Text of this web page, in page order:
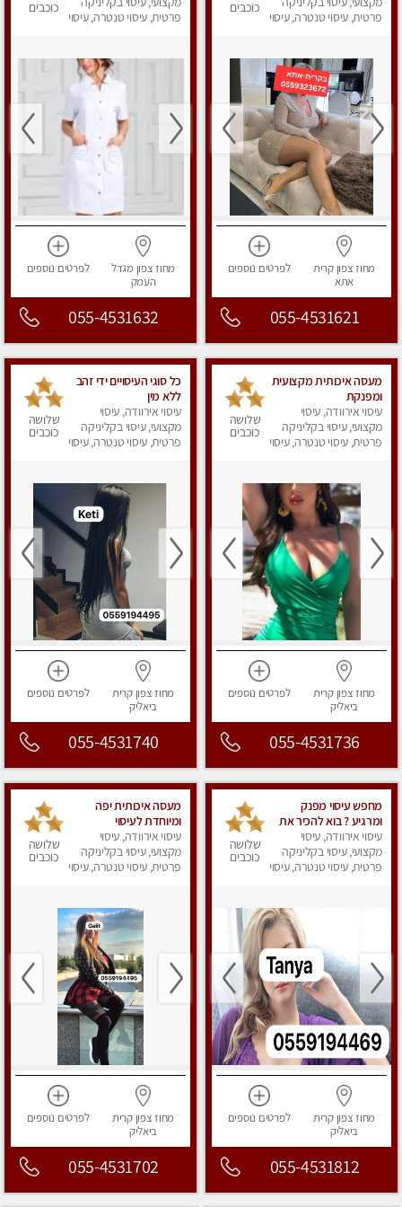
פרטית, עיסוי טנטרה, עיסוי
כוכבים
מחוז צפוןקרית
אתא
לפרטים נוספים
055-4531621
פרטית, עיסוי טנטרה, עיסוי
כוכבים
מחוז צפון מגדל
העמק
לפרטים נוספים
055-4531632
מעסה איכותית מקצועית
ומפנקת
עיסוי אירוודה, עיסוי
מקצועי, עיסוי בקליניקה
פרטית, עיסוי טנטרה, עיסוי
שלושה
כוכבים
מחוז צפוןקרית
ביאליק
לפרטים נוספים
055-4531736
כל סוגי העיסויים ידי זהב
ללא מין
עיסוי אירוודה, עיסוי
מקצועי, עיסוי בקליניקה
פרטית, עיסוי טנטרה, עיסוי
שלושה
כוכבים
מחוז צפוןקרית
ביאליק
לפרטים נוספים
055-4531740
מחפש עיסוי מפנק
ומרגיע ? בוא להכיר את
הצוות המעסות החדשות
שלנו.
עיסוי אירוודה, עיסוי
מקצועי, עיסוי בקליניקה
פרטית, עיסוי טנטרה, עיסוי
שלושה
כוכבים
מחוז צפוןקרית
ביאליק
לפרטים נוספים
055-4531812
מעסה איכותית יפה
ומיוחדת לעיסוי
עיסוי אירוודה, עיסוי
מקצועי, עיסוי בקליניקה
פרטית, עיסוי טנטרה, עיסוי
שלושה
כוכבים
מחוז צפוןקרית
ביאליק
לפרטים נוספים
055-4531702